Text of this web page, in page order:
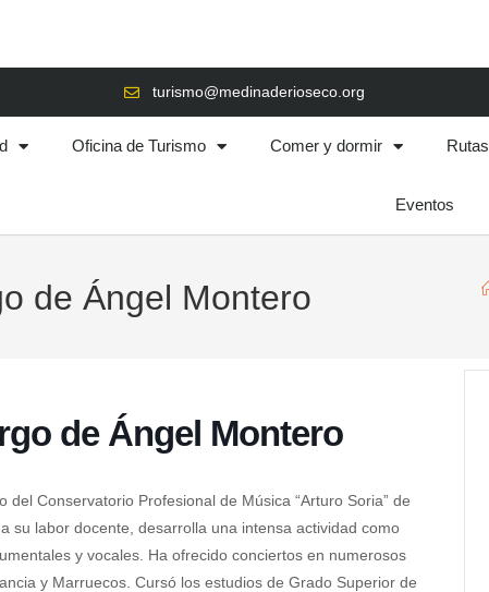
turismo@medinaderioseco.org
Oficina de Turismo Comer y dormir Rutas
Eventos
de Ángel Montero
de Ángel Montero
Conservatorio Profesional de Música “Arturo Soria” de
su labor docente, desarrolla una intensa actividad como
y vocales. Ha ofrecido conciertos en numerosos
y Marruecos. Cursó los estudios de Grado Superior de